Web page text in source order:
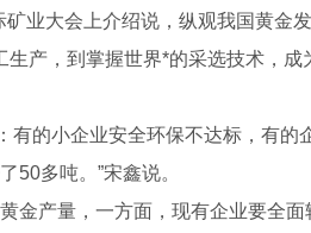
业大会上介绍说，纵观我国黄金
产，到掌握世界*的采选技术，成
有的小企业安全环保不达标，有的
50多吨。”宋鑫说。
金产量，一方面，现有企业要全面